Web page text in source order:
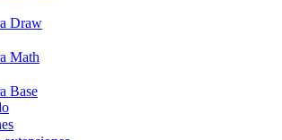
Draw
Math
Base